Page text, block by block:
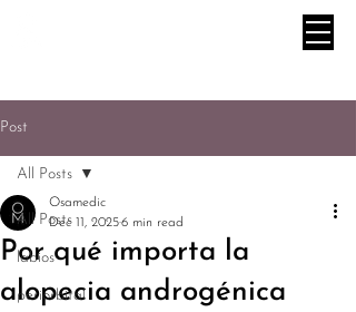
Post
All Posts
labios
periorbital
All Posts
Por qué importa la
alopecia androgénica
Osamedic
Dec 11, 20256 min read